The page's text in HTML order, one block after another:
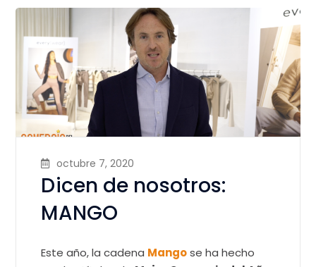
octubre 7, 2020
Dicen de nosotros:
MANGO
Este año, la cadena Mangose ha hecho